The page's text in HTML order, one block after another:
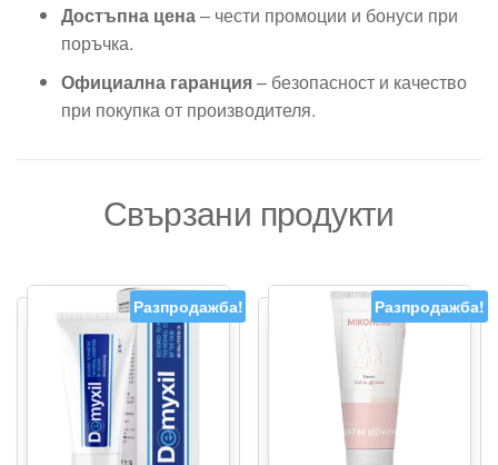
Достъпна цена– чести промоции и бонуси при
поръчка.
Официална гаранция– безопасност и качество
при покупка от производителя.
Свързани продукти
Разпродажба! Разпродажба!